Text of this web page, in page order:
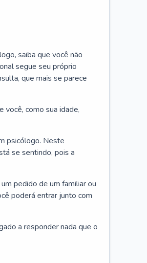
saiba que você não
segue seu próprio
que mais se parece
você, como sua idade,
psicólogo. Neste
se sentindo, pois a
pedido de um familiar ou
poderá entrar junto com
a responder nada que o